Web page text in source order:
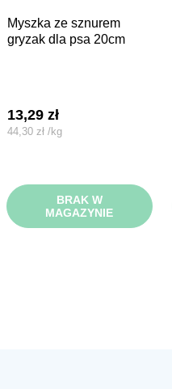
myszka ze sznurem
gryzak dla psa 20cm
13,29 zł
44,30 zł /kg
BRAK W
MAGAZYNIE